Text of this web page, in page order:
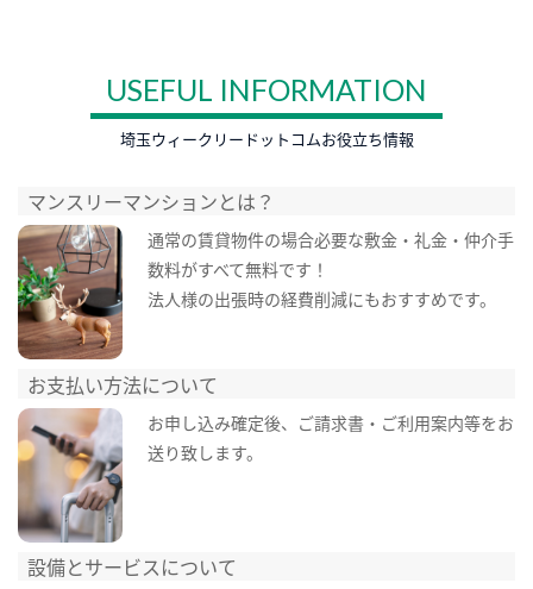
USEFUL INFORMATION
埼玉ウィークリードットコムお役立ち情報
マンスリーマンションとは？
通常の賃貸物件の場合必要な敷金・礼金・仲介手
数料がすべて無料です！
法人様の出張時の経費削減にもおすすめです。
お支払い方法について
お申し込み確定後、ご請求書・ご利用案内等をお
送り致します。
設備とサービスについて